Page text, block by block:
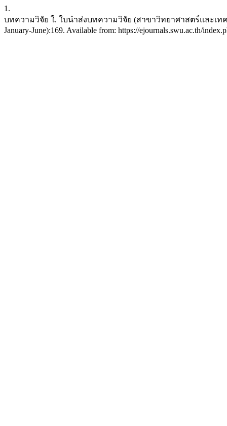
1.
บทความวิจัย ใ. ใบนำส่งบทความวิจัย (สาขาวิทยาศาสตร์และเทคโน
January-June):169. Available from: https://ejournals.swu.ac.th/